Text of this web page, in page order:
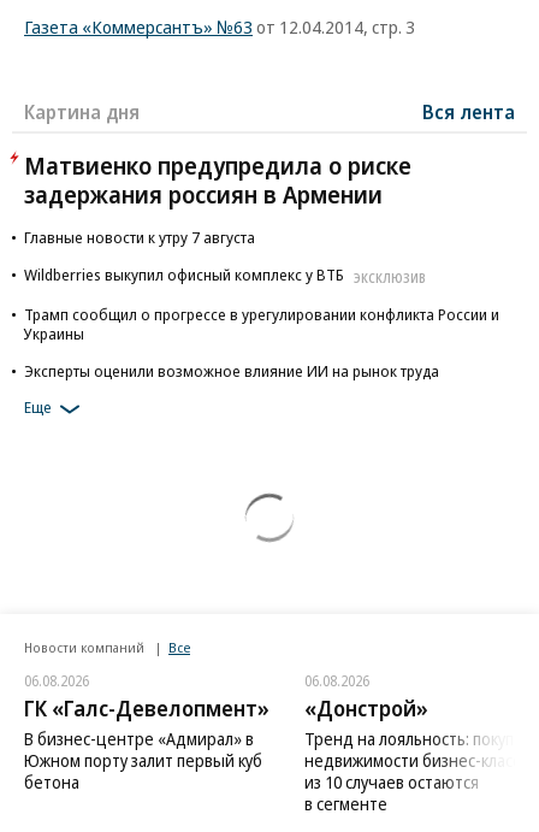
Газета «Коммерсантъ» №63 от 12.04.2014, стр. 3
Картина дня Вся лента
Матвиенко предупредила о риске
задержания россиян в Армении
Главные новости к утру 7 августа
Wildberries выкупил офисный комплекс у ВТБ
ЭКСКЛЮЗИВ
Трамп сообщил о прогрессе в урегулировании конфликта России и
Украины
Эксперты оценили возможное влияние ИИ на рынок труда
Еще
Новости компаний Все
06.08.2026
ГК «Галс-Девелопмент»
В бизнес-центре «Адмирал» в
Южном порту залит первый куб
бетона
06.08.2026
«Донстрой»
Тренд на лояльность:
недвижимости бизнес-класса
из 10 случаев остаются
в сегменте